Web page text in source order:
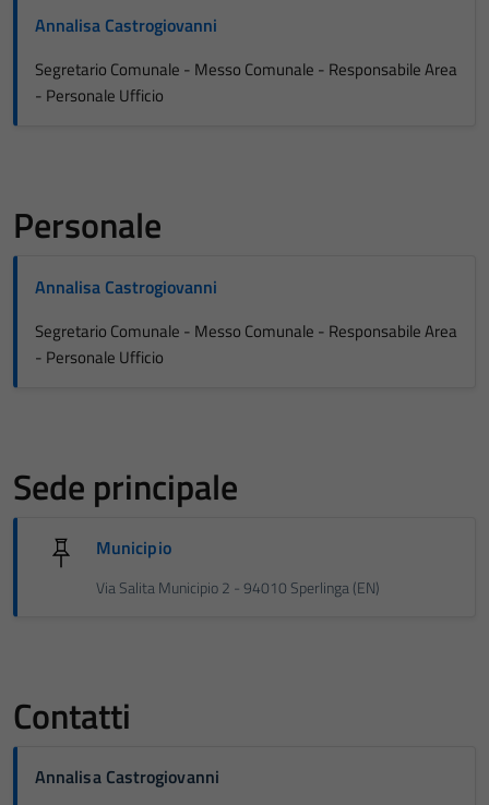
Annalisa Castrogiovanni
Segretario Comunale - Messo Comunale - Responsabile Area
- Personale Ufficio
Personale
Annalisa Castrogiovanni
Segretario Comunale - Messo Comunale - Responsabile Area
- Personale Ufficio
Sede principale
Municipio
Via Salita Municipio 2 - 94010 Sperlinga (EN)
Contatti
Annalisa Castrogiovanni